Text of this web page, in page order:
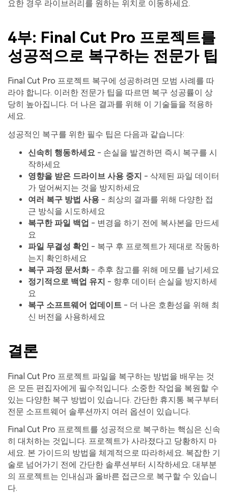
요한 경우 라이브러리를 원하는 위치로 이동하세요.
4부: Final Cut Pro 프로젝트를
성공적으로 복구하는 전문가 팁
Final Cut Pro 프로젝트 복구에 성공하려면 모범 사례를 따
라야 합니다. 이러한 전문가 팁을 따르면 복구 성공률이 상
당히 높아집니다. 더 나은 결과를 위해 이 기술들을 적용하
세요.
성공적인 복구를 위한 필수 팁은 다음과 같습니다:
신속히 행동하세요 - 손실을 발견하면 즉시 복구를 시
작하세요
영향을 받은 드라이브 사용 중지 - 삭제된 파일 데이터
가 덮어써지는 것을 방지하세요
여러 복구 방법 사용 - 최상의 결과를 위해 다양한 접
근 방식을 시도하세요
복구한 파일 백업 - 변경을 하기 전에 복사본을 만드세
요
파일 무결성 확인 - 복구 후 프로젝트가 제대로 작동하
는지 확인하세요
복구 과정 문서화- 추후 참고를 위해 메모를 남기세요
정기적으로 백업 유지 - 향후 데이터 손실을 방지하세
요
복구 소프트웨어 업데이트 - 더 나은 호환성을 위해 최
신 버전을 사용하세요
결론
Final Cut Pro 프로젝트 파일을 복구하는 방법을 배우는 것
은 모든 편집자에게 필수적입니다. 소중한 작업을 복원할 수
있는 다양한 복구 방법이 있습니다. 간단한 휴지통 복구부터
전문 소프트웨어 솔루션까지 여러 옵션이 있습니다.
Final Cut Pro 프로젝트를 성공적으로 복구하는 핵심은 신속
히 대처하는 것입니다. 프로젝트가 사라졌다고 당황하지 마
세요. 본 가이드의 방법을 체계적으로 따라하세요. 복잡한 기
술로 넘어가기 전에 간단한 솔루션부터 시작하세요. 대부분
의 프로젝트는 인내심과 올바른 접근으로 복구할 수 있습니
다.